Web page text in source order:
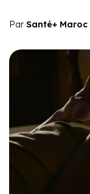
Par Santé+ Maroc